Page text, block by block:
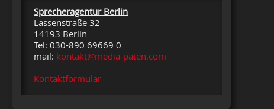
Sprecheragentur Berlin
Lassenstraße 32
14193 Berlin
Tel: 030-890 69669 0
mail: kontakt@media-paten.com
Kontaktformular